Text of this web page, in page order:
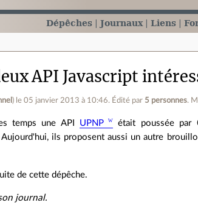
Dépêches Journaux Liens
API Javascript
) le 05 janvier 2013 à 10:46. Édité par 5 personnes.
temps une API UPNP
était poussée par
ils proposent aussi un autre
de cette dépêche.
journal.